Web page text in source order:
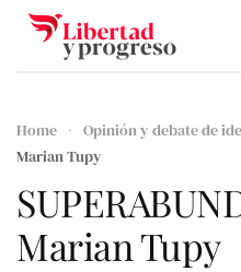
Skip to main content
Home Opinión y debate de
Marian Tupy
Marian Tupy